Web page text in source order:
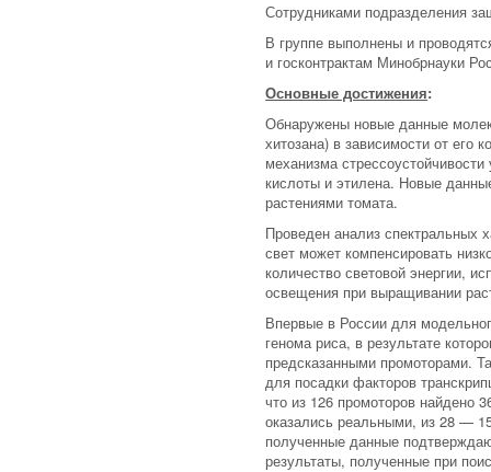
Сотрудниками подразделения
В группе выполнены и
и госконтрактам Минобрнауки
Основные достижения:
Обнаружены новые данные
хитозана) в зависимости от его
механизма
кислоты и этилена. Новые
растениями томата.
Проведен анализ спектральных
свет может компенсировать
количество световой энергии,
освещения при выращивании
Впервые в России для
генома риса, в результате
предсказанными промоторами.
для посадки факторов
что из 126 промоторов найдено
оказались реальными, из 28 —
полученные данные
результаты, полученные при